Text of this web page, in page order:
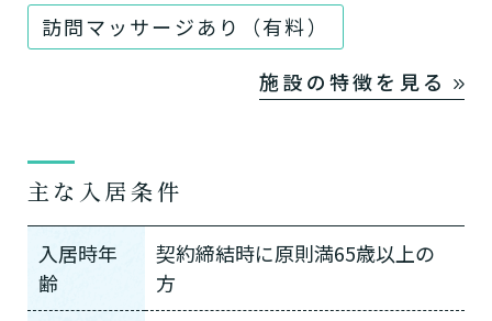
訪問マッサージあり（有料）
施設の特徴を見る
主な入居条件
入居時年
齢
契約締結時に原則満65歳以上の
方